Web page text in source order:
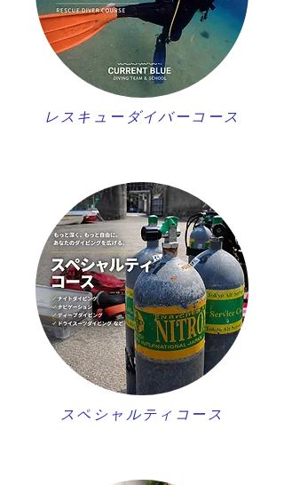
レスキューダイバーコース
スペシャルティコース